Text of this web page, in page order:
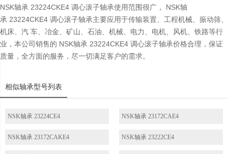
NSK轴承 23224CKE4 调心滚子轴承使用范围很广， NSK轴
承 23224CKE4 调心滚子轴承主要应用于传输装置、工程机械、振动筛、
机床、汽 车、冶金、矿山、石油、机械、电力、电机、风机、铁路等行
业，本公司销售的 NSK轴承 23224CKE4 调心滚子轴承价格合理，保证
质量，全方面的服务，尽一切满足客户的需求。
相似轴承型号列表
NSK轴承 23224CE4 NSK轴承 23172CAE4
NSK轴承 23172CAKE4 NSK轴承 23222CE4